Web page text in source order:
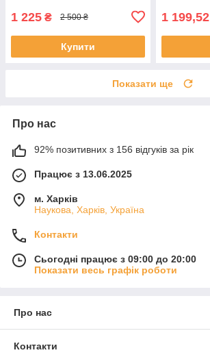
1 225 ₴ 2 500 ₴
Купити
1 199,52
Показати ще
Про нас
92% позитивних з 156 відгуків за рік
Працює з 13.06.2025
м. Харків
Наукова, Харків, Україна
Контакти
Сьогодні працює з 09:00 до 20:00
Показати весь графік роботи
Про нас
Контакти